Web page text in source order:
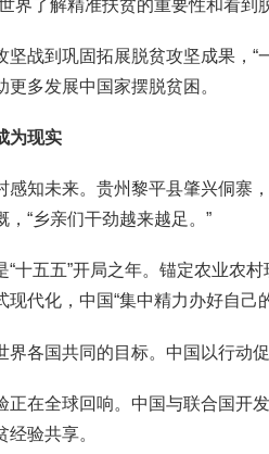
界了解精准扶贫的重要性和看
到巩固拓展脱贫攻坚成果，“一
更多发展中国家摆脱贫困。
为现实
未来。贵州黎平县肇兴侗寨，
，“乡亲们干劲越来越足。”
五五”开局之年。锚定农业农村
现代化，中国“集中精力办好自己
国共同的目标。中国以行动促
全球回响。中国与联合国开发
验共享。